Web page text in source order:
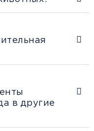
в другие